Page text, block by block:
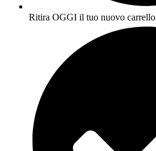
Ritira OGGI il tuo nuovo